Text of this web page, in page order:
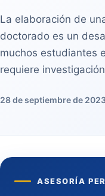
La elaboración de
doctorado es un
muchos estudiantes
requiere
28 de septiembre de
ASESORÍA